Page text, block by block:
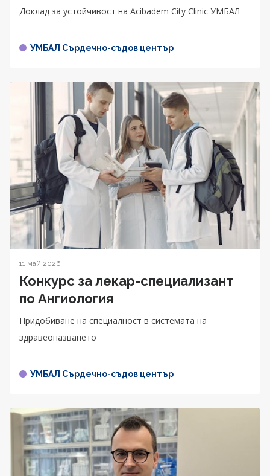
Доклад за устойчивост на Acibadem City Clinic УМБАЛ
УМБАЛ Сърдечно-съдов център
11 май 2026
Конкурс за лекар-специализант
по Ангиология
Придобиване на специалност в системата на
здравеопазването
УМБАЛ Сърдечно-съдов център